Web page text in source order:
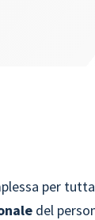
per
del